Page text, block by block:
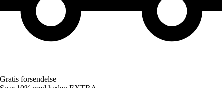
Gratis forsendelse